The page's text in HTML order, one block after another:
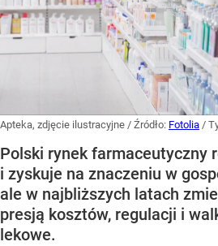
Apteka, zdjęcie ilustracyjne / Źródło: Fotolia /
Polski rynek farmaceutyczny
i zyskuje na znaczeniu w
ale w najbliższych latach
presją kosztów, regulacji i
lekowe.